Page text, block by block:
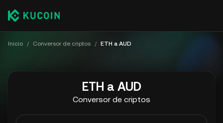
Inicio / Conversor de criptos / ETH a AUD
ETH a AUD
Conversor de criptos